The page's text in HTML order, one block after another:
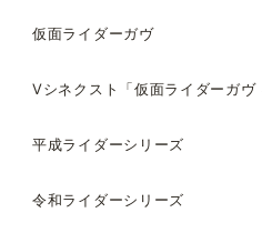
仮面ライダーガヴ
Vシネクスト「仮面ライダーガヴ
平成ライダーシリーズ
令和ライダーシリーズ